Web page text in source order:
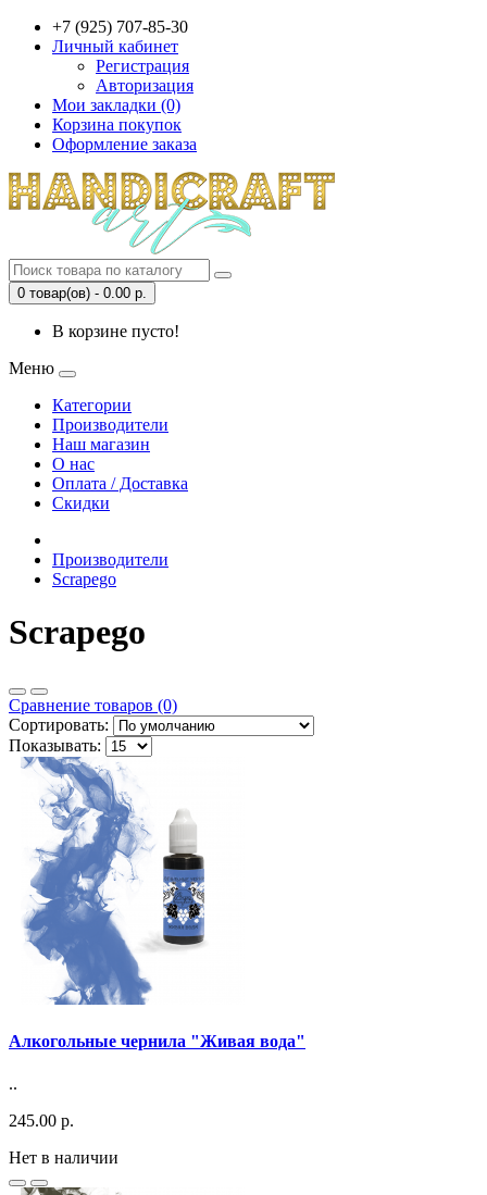
+7 (925) 707-85-30
Личный кабинет
Регистрация
Авторизация
Мои закладки (0)
Корзина покупок
Оформление заказа
0 товар(ов) - 0.00 р.
В корзине пусто!
Меню
Категории
Производители
Наш магазин
О нас
Оплата / Доставка
Скидки
Производители
Scrapego
Scrapego
Сравнение товаров (0)
Сортировать:
Показывать:
Алкогольные чернила "Живая вода"
..
245.00 р.
Нет в наличии